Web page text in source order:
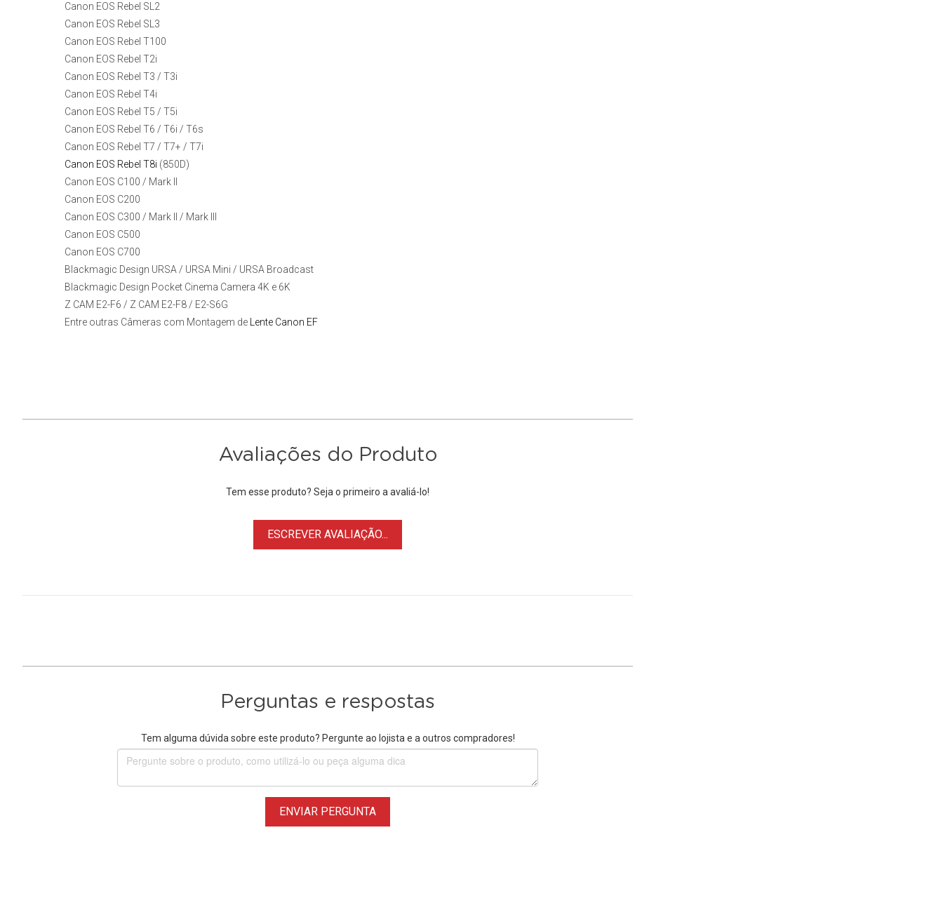
Canon EOS Rebel SL2
Canon EOS Rebel SL3
Canon EOS Rebel T100
Canon EOS Rebel T2i
Canon EOS Rebel T3 / T3i
Canon EOS Rebel T4i
Canon EOS Rebel T5 / T5i
Canon EOS Rebel T6 / T6i / T6s
Canon EOS Rebel T7 / T7+ / T7i
Canon EOS Rebel T8i (850D)
Canon EOS C100 / Mark II
Canon EOS C200
Canon EOS C300 / Mark II / Mark III
Canon EOS C500
Canon EOS C700
Blackmagic Design URSA / URSA Mini / URSA Broadcast
Blackmagic Design Pocket Cinema Camera 4K e 6K
Z CAM E2-F6 / Z CAM E2-F8 / E2-S6G
Entre outras Câmeras com Montagem de
Lente Canon EF
Avaliações do Produto
Tem esse produto? Seja o primeiro a avaliá-lo!
ESCREVER AVALIAÇÃO...
Perguntas e respostas
Tem alguma dúvida sobre este produto? Pergunte ao lojista e a outros compradores!
ENVIAR PERGUNTA